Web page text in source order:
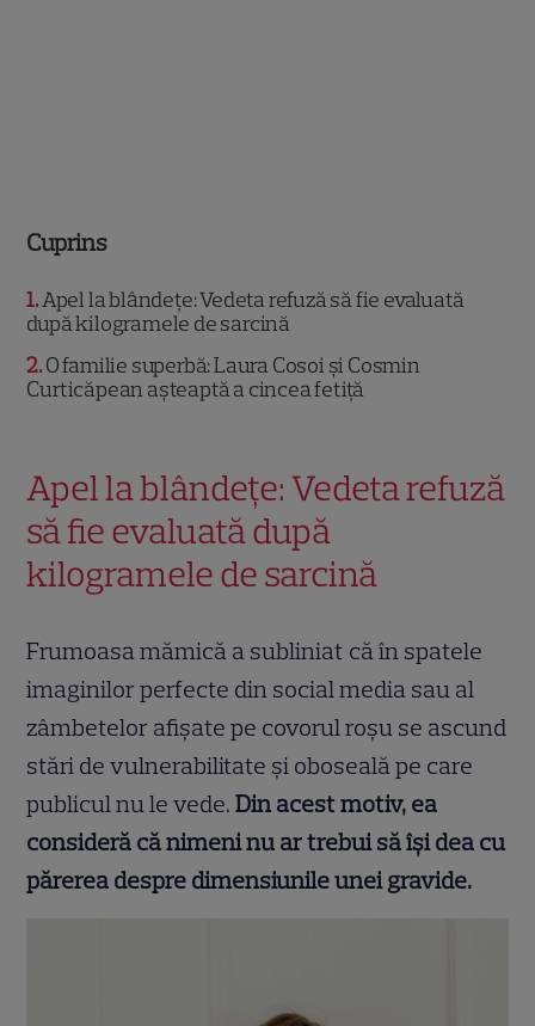
Cuprins
1 Apel la blândețe: Vedeta refuză să fie evaluată
după kilogramele de sarcină
2 O familie superbă: Laura Cosoi și Cosmin
Curticăpean așteaptă a cincea fetiță
Apel la blândețe: Vedeta refuză
să fie evaluată după
kilogramele de sarcină
Frumoasa mămică a subliniat că în spatele
imaginilor perfecte din social media sau al
zâmbetelor afișate pe covorul roșu se ascund
stări de vulnerabilitate și oboseală pe care
publicul nu le vede.Din acest motiv, ea
consideră că nimeni nu ar trebui să își dea cu
părerea despre dimensiunile unei gravide.